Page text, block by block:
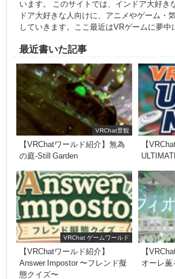
います。 このサイトでは、インドア大好き
ドア大好きな人向けに、アニメやゲーム・
していきます。ここ最近はVRゲームに夢中
最近書いた記事
VRChat景観
【VRChatワールド紹介】無為
の庭-Still Garden
【
VRChat ゲームワールド
【VRChatワールド紹介】
Answer Impostor 〜フレンド擬
態クイズ〜
【
オーレ薫